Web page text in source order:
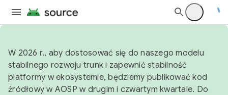
W 2026 r., aby dostosować się do naszego modelu
stabilnego rozwoju trunk i zapewnić stabilność
platformy w ekosystemie, będziemy publikować kod
źródłowy w AOSP w drugim i czwartym kwartale. Do